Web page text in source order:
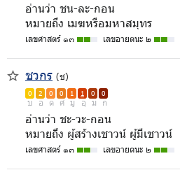
อ่านว่า ชน-ละ-กอน
หมายถึง เมฆหรือมหาสมุทร
เลขศาสตร์ ๑๓ เลขอายตนะ ๒
ชวกร (ช)
0 2 0 0 1 1 0 0
บ อ ด ศ มู อุ ม ก
อ่านว่า ชะ-วะ-กอน
หมายถึง ผู้สร้างเชาวน์ ผู้มีเชาวน์
เลขศาสตร์ ๑๓ เลขอายตนะ ๒